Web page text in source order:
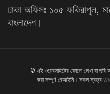
ঢাকা অফিসঃ ১০৫ ফকিরাপুল,
বাংলাদেশ।
© এই ওয়েবসাইটের কোনো লেখা বা ছবি
করা সম্পূর্ণ বেআইনি। সকল স্বত্ব